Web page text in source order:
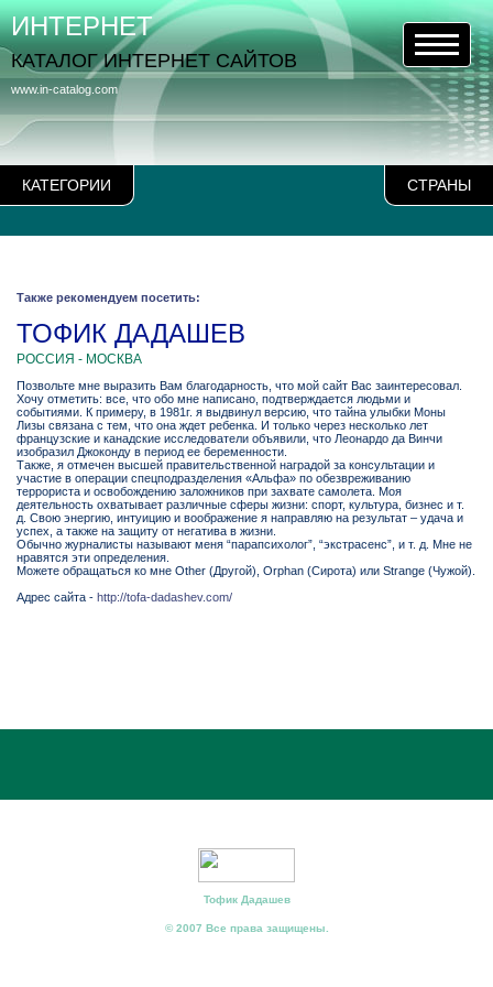
КАТЕГОРИИ СТРАНЫ
www.in-catalog.com
ИНТЕРНЕТ
КАТАЛОГ ИНТЕРНЕТ САЙТОВ
Также рекомендуем посетить:
ТОФИК ДАДАШЕВ
РОССИЯ - МОСКВА
Позвольте мне выразить Вам благодарность, что мой сайт Вас заинтересовал.
Хочу отметить: все, что обо мне написано, подтверждается людьми и
событиями. К примеру, в 1981г. я выдвинул версию, что тайна улыбки Моны
Лизы связана с тем, что она ждет ребенка. И только через несколько лет
французские и канадские исследователи объявили, что Леонардо да Винчи
изобразил Джоконду в период ее беременности.
Также, я отмечен высшей правительственной наградой за консультации и
участие в операции спецподразделения «Альфа» по обезвреживанию
террориста и освобождению заложников при захвате самолета. Моя
деятельность охватывает различные сферы жизни: спорт, культура, бизнес и т.
д. Свою энергию, интуицию и воображение я направляю на результат – удача и
успех, а также на защиту от негатива в жизни.
Обычно журналисты называют меня “парапсихолог”, “экстрасенс”, и т. д. Мне не
нравятся эти определения.
Можете обращаться ко мне Other (Другой), Orphan (Сирота) или Strange (Чужой).
Адрес сайта - http://tofa-dadashev.com/
Тофик Дадашев
© 2007 Все права защищены.